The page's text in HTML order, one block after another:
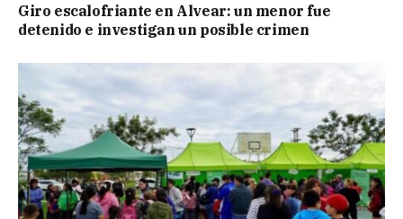
Giro escalofriante en Alvear: un menor fue
detenido e investigan un posible crimen